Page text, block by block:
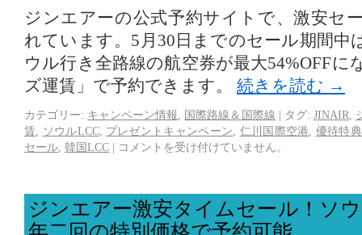
ジンエアーの公式予約サイトで、激安セ
れています。5月30日までのセール期間中
ウル行き全路線の航空券が最大54%OFFに
ズ運賃」で予約できます。 続きを読む →
カテゴリー: キャンペーン情報 国際路線＆国際線 | タグ: JINAIR
賃
ソウルLCC, プレゼントキャンペーン 仁川国際空港
優待特典
セール 韓国LCC | コメントを受け付けていません。
ジンエアー激安タイムセール！ソ